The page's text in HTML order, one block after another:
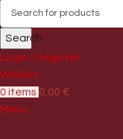
Search
Login / Register
Wishlist
0 items 0,00 €
Menu